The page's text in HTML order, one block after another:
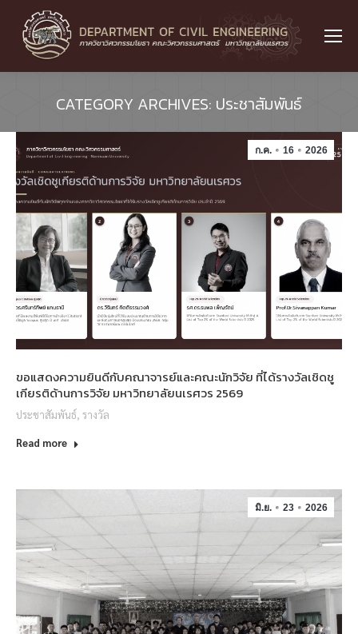
CATEGORY ARCHIVES: ประชาสัมพันธ์
ก.ค. 16 2026
ขอแสดงความยินดีกับคณาจารย์และคณะนักวิจัย ที่ได้รางวัลเชิดชู
เกียรติด้านการวิจัย มหาวิทยาลัยนเรศวร 2569
ประชาสัมพันธ์, รางวัล
Read more
มิ.ย. 23 2026